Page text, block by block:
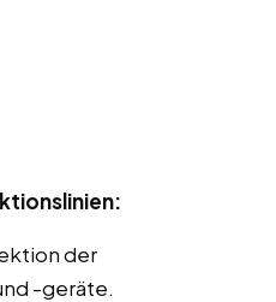
der
-geräte.